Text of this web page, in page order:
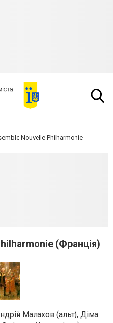
Nouvelle Philharmonie
(Франція)
Малахов (альт), Діма